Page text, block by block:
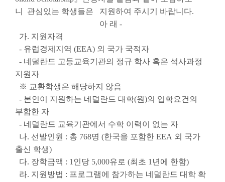
니
관심있는 학생들은 지원하여 주시기 바랍니다.
아 래-
가. 지원자격
- 유럽경제지역 (EEA) 외 국가 국적자
- 네덜란드 고등교육기관의 정규 학사 혹은 석사과정
지원자
※ 교환학생은 해당하지 않음
- 본인이 지원하는 네덜란드 대학(원)의 입학요건의
부합한 자
- 네덜란드 교육기관에서 수학 이력이 없는 자
나. 선발인원 : 총 768명 (한국을 포함한 EEA 외 국가
출신 학생)
다. 장학금액 : 1 인당 5,000유로 (최초 1 년에 한함)
라. 지원방법 : 프로그램에 참가하는 네덜란드 대학 확